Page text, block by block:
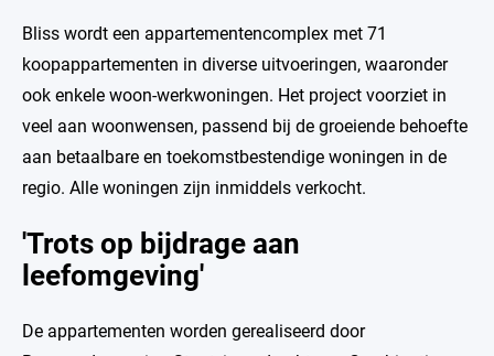
Bliss wordt een appartementencomplex met 71
koopappartementen in diverse uitvoeringen, waaronder
ook enkele woon-werkwoningen. Het project voorziet in
veel aan woonwensen, passend bij de groeiende behoefte
aan betaalbare en toekomstbestendige woningen in de
regio. Alle woningen zijn inmiddels verkocht.
'Trots op bijdrage aan
leefomgeving'
De appartementen worden gerealiseerd door